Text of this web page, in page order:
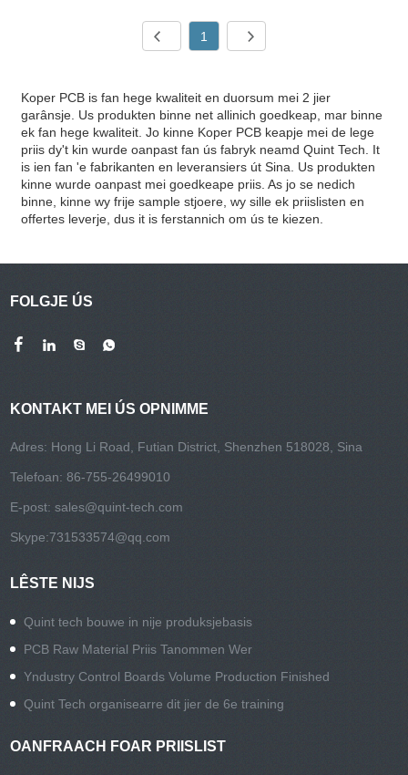
1
Koper PCB is fan hege kwaliteit en duorsum mei 2 jier
garânsje. Us produkten binne net allinich goedkeap, mar binne
ek fan hege kwaliteit. Jo kinne Koper PCB keapje mei de lege
priis dy't kin wurde oanpast fan ús fabryk neamd Quint Tech. It
is ien fan 'e fabrikanten en leveransiers út Sina. Us produkten
kinne wurde oanpast mei goedkeape priis. As jo ​​​​se nedich
binne, kinne wy ​​​​frije sample stjoere, wy sille ek priislisten en
offertes leverje, dus it is ferstannich om ús te kiezen.
FOLGJE ÚS
KONTAKT MEI ÚS OPNIMME
Adres: Hong Li Road, Futian District, Shenzhen 518028, Sina
Telefoan: 86-755-26499010
E-post:sales@quint-tech.com
Skype:731533574@qq.com
LÊSTE NIJS
Quint tech bouwe in nije produksjebasis
PCB Raw Material Priis Tanommen Wer
Yndustry Control Boards Volume Production Finished
Quint Tech organisearre dit jier de 6e training
OANFRAACH FOAR PRIISLIST